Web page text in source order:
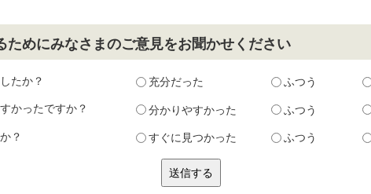
ためにみなさまのご意見をお聞かせください
たか？ 充分だった ふつう
かったですか？ 分かりやすかった ふつう
？ すぐに見つかった ふつう